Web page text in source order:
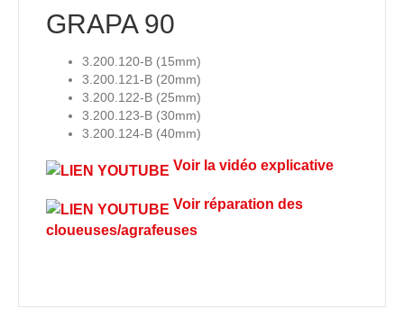
GRAPA 90
3.200.120-B (15mm)
3.200.121-B (20mm)
3.200.122-B (25mm)
3.200.123-B (30mm)
3.200.124-B (40mm)
Voir la vidéo explicative
Voir réparation des
cloueuses/agrafeuses